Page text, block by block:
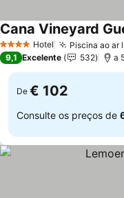
4 EstrelasHotel Piscina ao ar
Cana Vineyard
9,1 Excelente 532 a
De € 102
Consulte os preços de